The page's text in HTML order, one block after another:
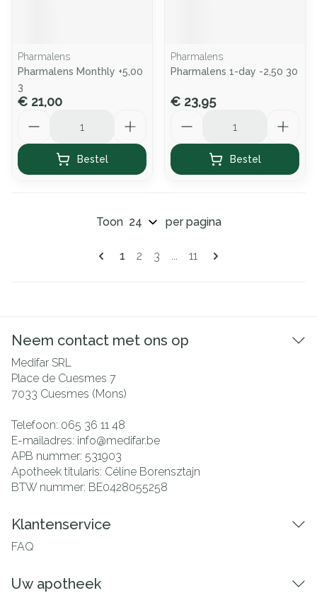
Pharmalens
Pharmalens Monthly +5,00
3
€ 21,00
Bestel
Pharmalens
Pharmalens 1-day -2,50 30
€ 23,95
Bestel
Pagina's
U lees momenteel pagina
1 Pagina
2 Pagina
3 ... Pagina
11
Toon per pagina
Neem contact met ons op
Medifar SRL
Place de Cuesmes 7
7033 Cuesmes (Mons)
Telefoon: 065 36 11 48
E-mailadres: info@medifar.be
APB nummer: 531903
Apotheek titularis: Céline Borensztajn
BTW nummer: BE0428055258
Klantenservice
FAQ
Uw apotheek